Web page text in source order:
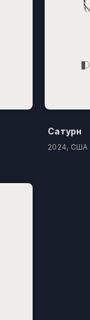
Сатурн
2024, США